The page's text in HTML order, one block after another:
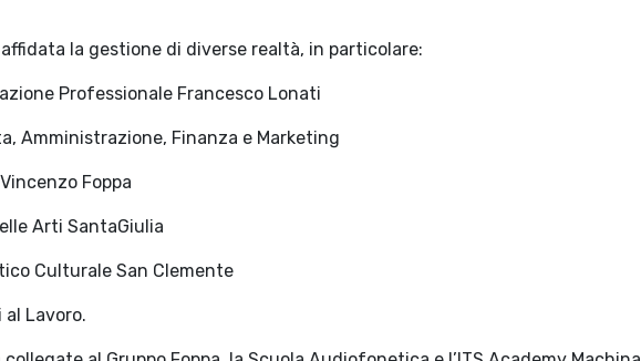
affidata la gestione di diverse realtà, in particolare:
Professionale Francesco Lonati
Amministrazione, Finanza e Marketing
Foppa
Arti SantaGiulia
Culturale San Clemente
al Lavoro.